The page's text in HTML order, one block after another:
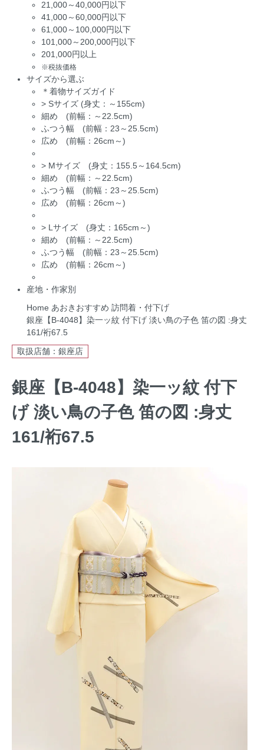
21,000～40,000円以下
41,000～60,000円以下
61,000～100,000円以下
101,000～200,000円以下
201,000円以上
※税抜価格
サイズから選ぶ
＊着物サイズガイド
> Sサイズ (身丈：～155cm)
細め (前幅：～22.5cm)
ふつう幅 (前幅：23～25.5cm)
広め (前幅：26cm～)
> Mサイズ (身丈：155.5～164.5cm)
細め (前幅：～22.5cm)
ふつう幅 (前幅：23～25.5cm)
広め (前幅：26cm～)
> Lサイズ (身丈：165cm～)
細め (前幅：～22.5cm)
ふつう幅 (前幅：23～25.5cm)
広め (前幅：26cm～)
産地・作家別
Home あおきおすすめ 訪問着・付下げ
銀座【B-4048】染一ッ紋 付下げ 淡い鳥の子色 笛の図 :身丈
161/裄67.5
取扱店舗：銀座店
銀座【B-4048】染一ッ紋 付下
げ 淡い鳥の子色 笛の図 :身丈
161/裄67.5